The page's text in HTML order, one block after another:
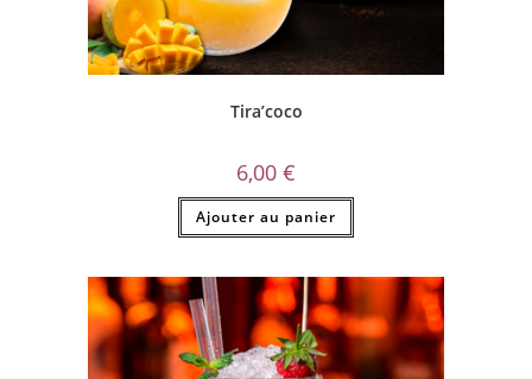
Tira’coco
6,00 €
Ajouter au panier